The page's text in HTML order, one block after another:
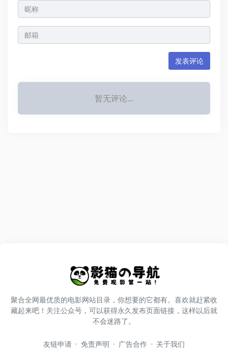
发表评论
暂无评论...
聚合全网最优质的电影网站目录，你想要的它都有。喜欢就赶紧收
藏起来吧！关注公众号，可以获得永久发布页面链接，这样以后就
不会迷路了。
友链申请 免责声明 广告合作 关于我们